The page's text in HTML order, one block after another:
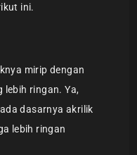
ini.
mirip dengan
lebih ringan. Ya,
dasarnya akrilik
lebih ringan